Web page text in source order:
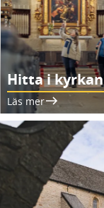
Hitta i kyrkan
Läs mer